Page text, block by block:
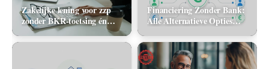
Zakelijke lening voor zzp
zonder BKR-toetsing én
zonder jaarcijfers: kan het
in 2026?
Financiering Zonder Bank:
Alle Alternatieve Opties